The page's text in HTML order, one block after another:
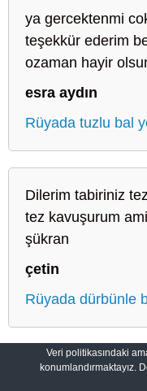
ya gercektenmi
teşekkür ederim
ozaman hayir
esra aydın
Rüyada tuzlu bal
Dilerim tabiriniz
tez kavuşurum
şükran
çetin
Rüyada dürbünle
Sahih Rüyalar:
Veri politikasındaki
konumlandırmaktayız.